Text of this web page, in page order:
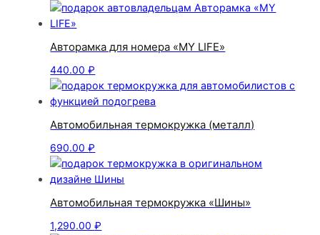
Авторамка для номера «MY LIFE»
440.00₽
Автомобильная термокружка (металл)
690.00₽
Автомобильная термокружка «Шины»
1,290.00₽